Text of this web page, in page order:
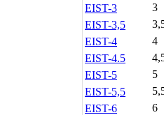
EIST-3
3
EIST-3,5
EIST-4
4
EIST-4.5
EIST-5
5
EIST-5,5
EIST-6
6